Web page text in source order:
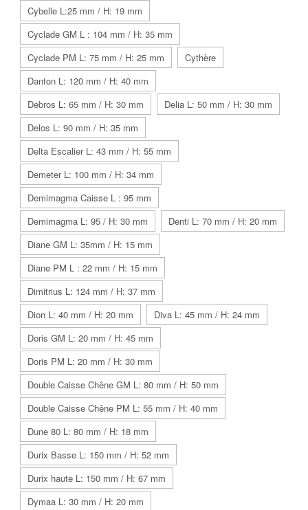
Cybelle L:25 mm / H: 19 mm
Cyclade GM L : 104 mm / H: 35 mm
Cyclade PM L: 75 mm / H: 25 mm
Cythère
Danton L: 120 mm / H: 40 mm
Debros L: 65 mm / H: 30 mm
Delia L: 50 mm / H: 30 mm
Delos L: 90 mm / H: 35 mm
Delta Escalier L: 43 mm / H: 55 mm
Demeter L: 100 mm / H: 34 mm
Demimagma Caisse L : 95 mm
Demimagma L: 95 / H: 30 mm
Denti L: 70 mm / H: 20 mm
Diane GM L: 35mm / H: 15 mm
Diane PM L : 22 mm / H: 15 mm
Dimitrius L: 124 mm / H: 37 mm
Dion L: 40 mm / H: 20 mm
Diva L: 45 mm / H: 24 mm
Doris GM L: 20 mm / H: 45 mm
Doris PM L: 20 mm / H: 30 mm
Double Caisse Chêne GM L: 80 mm / H: 50 mm
Double Caisse Chêne PM L: 55 mm / H: 40 mm
Dune 80 L: 80 mm / H: 18 mm
Durix Basse L: 150 mm / H: 52 mm
Durix haute L: 150 mm / H: 67 mm
Dymaa L: 30 mm / H: 20 mm